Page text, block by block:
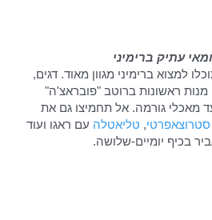
עתיק ברימיני
למצוא ברימיני מגוון מאוד. דגים,
ראשונות ברוטב "פובראצ'ה"
מאכלי גורמה. אל תחמיצו גם את
סטרוצאפרטי, טליאטלה עם ראגו ועוד
בכיף יומיים-שלושה.